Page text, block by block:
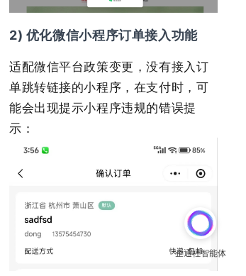
2) 优化微信小程序订单接入功能
适配微信平台政策变更，没有接入订
单跳转链接的小程序，在支付时，可
能会出现提示小程序违规的错误提
示：